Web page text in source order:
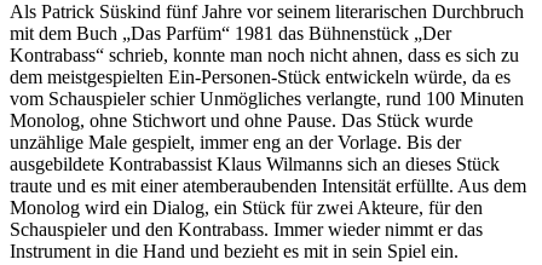
Als Patrick Süskind fünf Jahre vor seinem literarischen Durchbruch
mit dem Buch „Das Parfüm“ 1981 das Bühnenstück „Der
Kontrabass“ schrieb, konnte man noch nicht ahnen, dass es sich zu
dem meistgespielten Ein-Personen-Stück entwickeln würde, da es
vom Schauspieler schier Unmögliches verlangte, rund 100 Minuten
Monolog, ohne Stichwort und ohne Pause. Das Stück wurde
unzählige Male gespielt, immer eng an der Vorlage. Bis der
ausgebildete Kontrabassist Klaus Wilmanns sich an dieses Stück
traute und es mit einer atemberaubenden Intensität erfüllte. Aus dem
Monolog wird ein Dialog, ein Stück für zwei Akteure, für den
Schauspieler und den Kontrabass. Immer wieder nimmt er das
Instrument in die Hand und bezieht es mit in sein Spiel ein.